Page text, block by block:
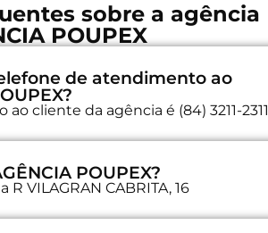
sobre a agência
POUPEX
de atendimento ao
cliente da agência é (84) 3211-2311
POUPEX?
VILAGRAN CABRITA, 16